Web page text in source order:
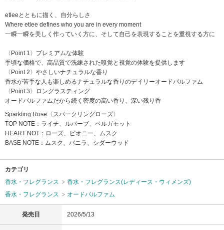
etleeとともに描く、自分らしさ
Where etlee defines who you are in every moment
一瞬一瞬を美しく作っていく方に、そして自己を表現することを重視する方に
〈Point 1〉プレミアムな体験
手頃な価格で、高品質で洗練された嗅覚と視覚の体験を提供します
〈Point 2〉やさしいナチュラルな香り
香水が苦手な人も楽しめるナチュラルな香りのデイリーオードパルファム
〈Point 3〉ロングラスティング
オードパルファムだから続く密度の高い香り、深い残り香
Sparkling Rose〈スパークリングローズ〉
TOP NOTE：ライチ、ルバーブ、ベルガモット
HEART NOT：ローズ、ピオニー、ムスク
BASE NOTE：ムスク、バニラ、シダーウッド
カテゴリ
香水・フレグランス
香水・フレグランス(レディース・ウィメンズ)
香水・フレグランス
オードパルファム
発売日 2026/5/13